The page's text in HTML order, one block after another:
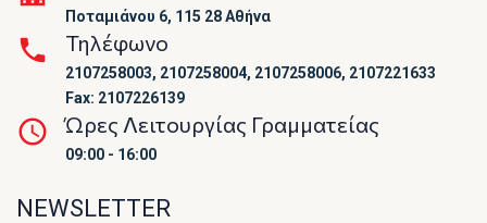
Ποταμιάνου 6, 115 28 Αθήνα
Τηλέφωνο
2107258003, 2107258004, 2107258006, 2107221633
Fax: 2107226139
Ώρες Λειτουργίας Γραμματείας
09:00 - 16:00
NEWSLETTER